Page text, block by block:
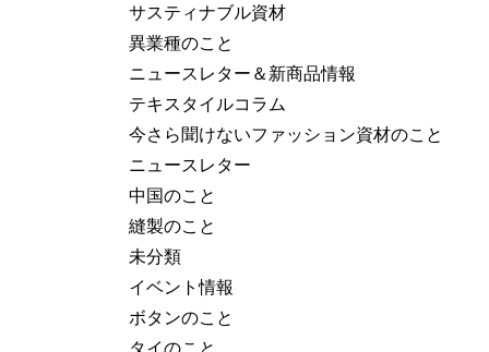
サスティナブル資材
異業種のこと
ニュースレター＆新商品情報
テキスタイルコラム
今さら聞けないファッション資材のこと
ニュースレター
中国のこと
縫製のこと
未分類
イベント情報
ボタンのこと
タイのこと